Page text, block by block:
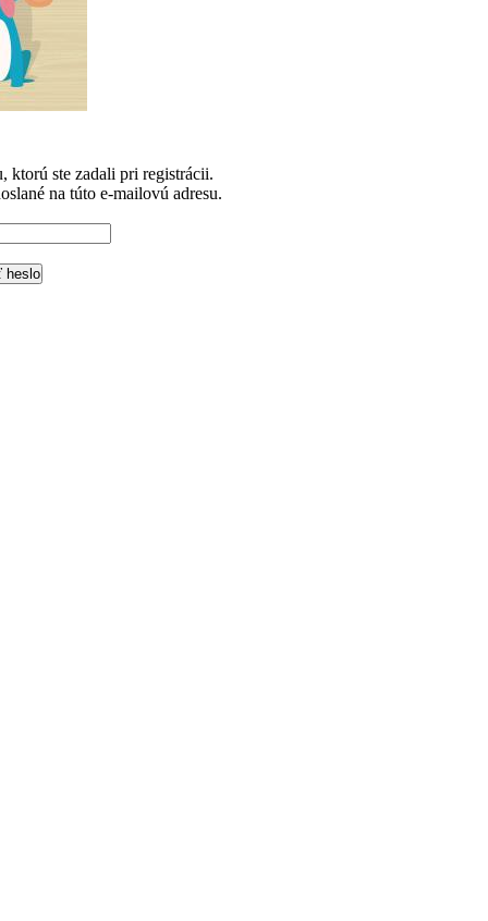
ktorú ste zadali pri registrácii.
na túto e-mailovú adresu.